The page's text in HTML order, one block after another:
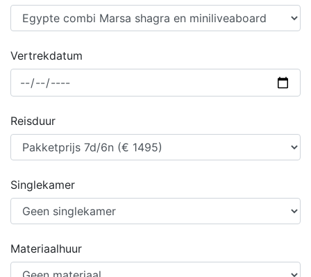
Vertrekdatum
Reisduur
Singlekamer
Materiaalhuur